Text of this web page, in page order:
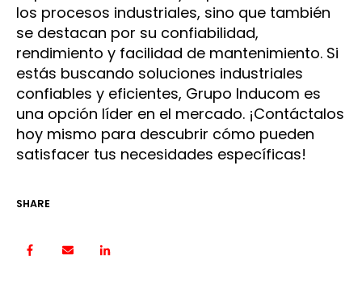
los procesos industriales, sino que también
se destacan por su confiabilidad,
rendimiento y facilidad de mantenimiento. Si
estás buscando soluciones industriales
confiables y eficientes, Grupo Inducom es
una opción líder en el mercado. ¡Contáctalos
hoy mismo para descubrir cómo pueden
satisfacer tus necesidades específicas!
SHARE